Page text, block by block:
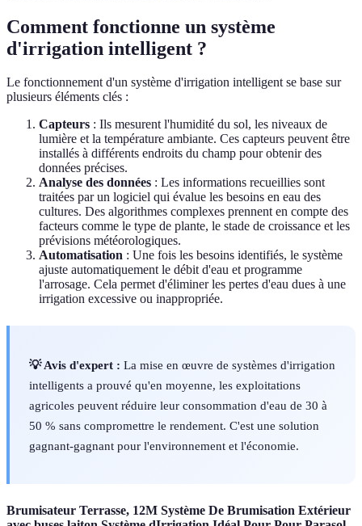
Comment fonctionne un système
d'irrigation intelligent ?
Le fonctionnement d'un système d'irrigation intelligent se base sur
plusieurs éléments clés :
Capteurs : Ils mesurent l'humidité du sol, les niveaux de
lumière et la température ambiante. Ces capteurs peuvent être
installés à différents endroits du champ pour obtenir des
données précises.
Analyse des données : Les informations recueillies sont
traitées par un logiciel qui évalue les besoins en eau des
cultures. Des algorithmes complexes prennent en compte des
facteurs comme le type de plante, le stade de croissance et les
prévisions météorologiques.
Automatisation : Une fois les besoins identifiés, le système
ajuste automatiquement le débit d'eau et programme
l'arrosage. Cela permet d'éliminer les pertes d'eau dues à une
irrigation excessive ou inappropriée.
💡 Avis d'expert : La mise en œuvre de systèmes d'irrigation
intelligents a prouvé qu'en moyenne, les exploitations
agricoles peuvent réduire leur consommation d'eau de 30 à
50 % sans compromettre le rendement. C'est une solution
gagnant-gagnant pour l'environnement et l'économie.
Brumisateur Terrasse, 12M Système De Brumisation Extérieur